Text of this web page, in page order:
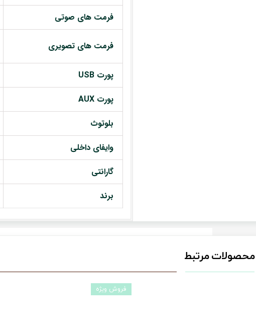
فرمت های صوتی
فرمت های تصویری
پورت USB
پورت AUX
بلوتوث
وایفای داخلی
گارانتی
برند
محصولات مرتبط
فروش ویژه